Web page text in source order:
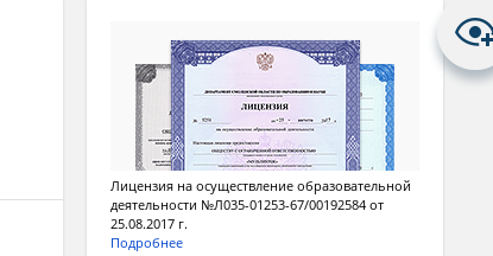
Лицензия на осуществление образовательной
деятельности №Л035-01253-67/00192584 от
25.08.2017 г.
Подробнее